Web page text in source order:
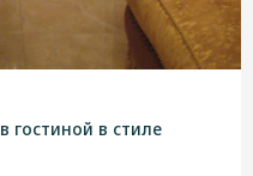
в стиле